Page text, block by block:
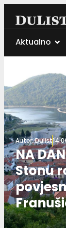
Aktualno
Autor:Dulist
NA
Stonu